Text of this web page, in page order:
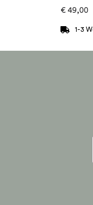
€ 49,00
1-3